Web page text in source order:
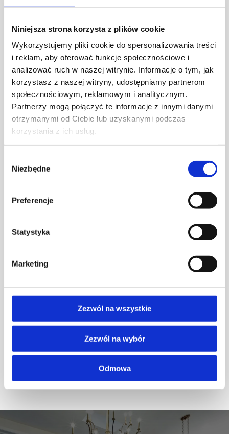
Niniejsza strona korzysta z plików cookie
Wykorzystujemy pliki cookie do spersonalizowania treści
i reklam, aby oferować funkcje społecznościowe i
analizować ruch w naszej witrynie. Informacje o tym, jak
korzystasz z naszej witryny, udostępniamy partnerom
społecznościowym, reklamowym i analitycznym.
Partnerzy mogą połączyć te informacje z innymi danymi
otrzymanymi od Ciebie lub uzyskanymi podczas
korzystania z ich usług.
zgody
Niezbędne
Preferencje
Statystyka
Marketing
Zezwól na wszystkie
Zezwól na wybór
Odmowa
Styl we wnętrzu – wabi sabi
AKTUALNOŚCI
AKTUALNOŚCI